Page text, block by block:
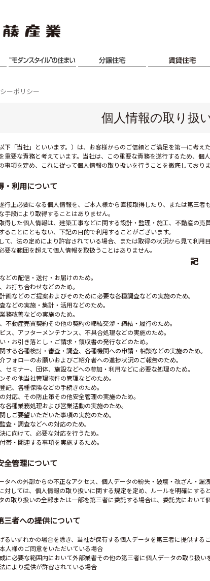
ーポリシー
個人情報の取り扱
下「当社」といいます。）は、お客様からのご信頼とご満足を第一に考
重要な責務と考えています。当社は、この重要な責務を遂行するため、
事項を定め、これに従って個人情報の取り扱いを行うことを徹底しておりま
・利用について
行上必要になる個人情報を、ご本人様から直接取得したり、または第三
手段により取得することはありません。
得した個人情報は、建築工事などに関する設計・監理・施工、不動産の
ることにともない、下記の目的で利用することがございます。
て、法の定めにより許容されている場合、または取得の状況から見て利
要な範囲を超えて個人情報を取扱うことはありません。
記
どの配信・送付・お届けのため。
お打ち合わせなどのため。
画などのご提案およびそのために必要な各種調査などの実施のため。
などの実施・集計・活用などのため。
務改善などの実施のため。
不動産売買契約その他の契約の締結交渉・締結・履行のため。
ス、アフターメンテナンス、不具合処理などの実施のため。
・お引き落とし・ご請求・領収書の発行などのため。
する各種検討・審査・調査、各種機関への申請・相談などの実施のため。
フォローのお願いおよびご紹介者への進捗状況のご報告のため。
セミナー、団体、施設などへの参加・利用などに必要な処理のため。
その他当社管理物件の管理などのため。
記、各種保険などの手続きのため。
対応、その防止策その他安全管理の実施のため。
各種業務処理および営業活動の実施のため。
しご要望いただいた事項の実施のため。
査・調査などへの対応のため。
に向けて、必要な対応を行うため。
帯・関連する事項を実施するため。
全管理について
タへの外部からの不正なアクセス、個人データの紛失・破壊・改ざん・
対しては、個人情報の取り扱いに関する規定を定め、ルールを明確にする
の取り扱いの全部または一部を第三者に委託する場合は、委託先において
三者への提供について
るいずれかの場合を除き、当社が保有する個人データを第三者に提供する
人様のご同意をいただいている場合
に必要な範囲内において外部業者その他の第三者に個人データの取り扱い
により提供が許容されている場合